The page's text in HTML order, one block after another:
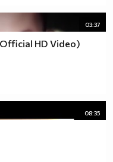
03:37
HD Video)
08:35